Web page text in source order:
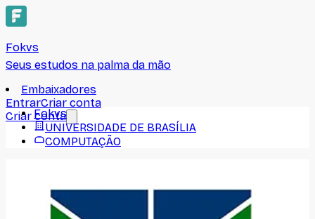
Fokvs
Seus estudos na palma da mão
Embaixadores
EntrarCriar conta
Criar conta
Fokvs
UNIVERSIDADE DE BRASÍLIA
COMPUTAÇÃO